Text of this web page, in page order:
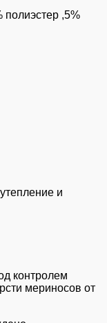
полиэстер ,5%
и
контролем
мериносов от